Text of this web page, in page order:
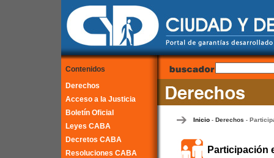
Contenidos
Derechos
Acceso a la Justicia
Boletín Oficial
Leyes CABA
Decretos CABA
Resoluciones CABA
Inicio- Derechos -
Participación